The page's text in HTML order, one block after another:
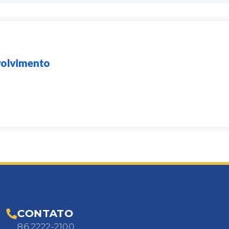
CONTATO
86 2222-2100